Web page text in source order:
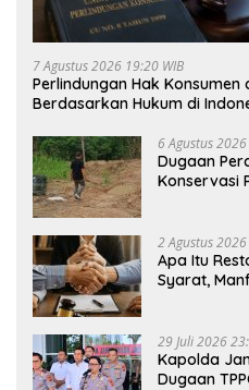
7 Agustus 2026 19:20 WIB
Perlindungan Hak
Berdasarkan Hukum di
6 Agustus
Dugaan
Konservasi
2 Agustus
Apa Itu
Syarat,
29 Juli 2026
Kapolda
Dugaan